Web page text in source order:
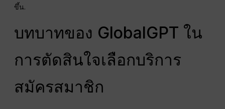
ขึ้น.
บทบาทของ GlobalGPT ใน
การตัดสินใจเลือกบริการ
สมัครสมาชิก